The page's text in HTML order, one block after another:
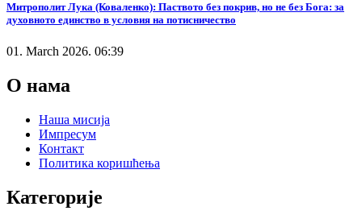
Митрополит Лука (Коваленко): Паството без покрив, но не без Бога: за
духовното единство в условия на потисничество
01. March 2026. 06:39
О нама
Наша мисија
Импресум
Контакт
Политика коришћења
Категорије